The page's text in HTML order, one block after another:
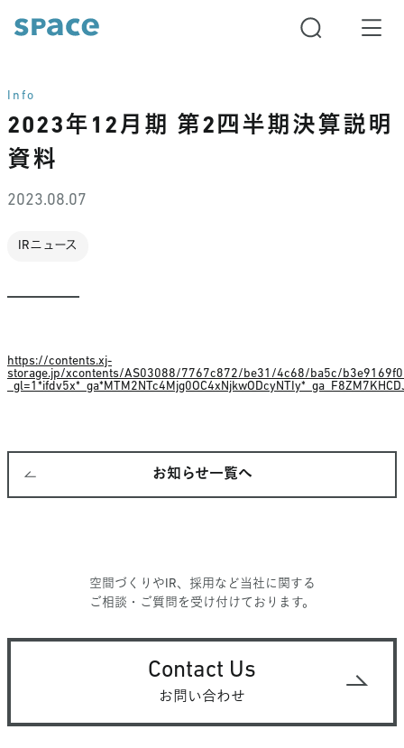
Info
2023年12月期 第2四半期決算説明
資料
2023.08.07
IRニュース
https://contents.xj-
storage.jp/xcontents/AS03088/7767c872/be31/4c68/ba5c/
お知らせ一覧へ
空間づくりやIR、採用など当社に関する
ご相談・ご質問を受け付けております。
Contact Us
お問い合わせ